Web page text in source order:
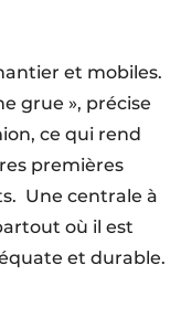
et mobiles.
grue », précise
ce qui rend
premières
Une centrale à
où il est
et durable.